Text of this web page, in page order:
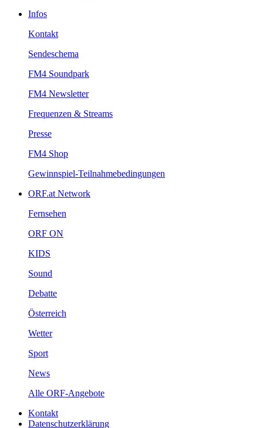
Infos
Kontakt
Sendeschema
FM4Soundpark
FM4Newsletter
Frequenzen&Streams
Presse
FM4Shop
Gewinnspiel-Teilnahmebedingungen
ORF.atNetwork
Fernsehen
ORFON
KIDS
Sound
Debatte
Österreich
Wetter
Sport
News
AlleORF-Angebote
Kontakt
Datenschutzerklärung